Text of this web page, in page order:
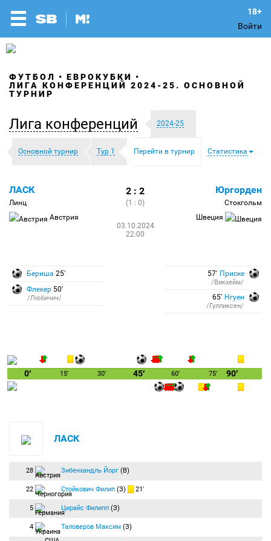
Войти
ФУТБОЛ
ЕВРОКУБКИ
ЛИГА КОНФЕРЕНЦИЙ 2024-25. ОСНОВНОЙ
ТУРНИР
Лига конференций 2024-25
Основной турнир Тур 1 Перейти в турнир Статистика
ЛАСК
Линц
Австрия
2 : 2
(1 : 0)
03.10.2024
22:00
Юргорден
Стокгольм
Швеция
Бериша 25′
Флекер 50′
/Любичич/
57′ Приске
/Викхейм/
65′ Нгуен
/Гулликсен/
0′ 15′ 30′ 45′ 60′ 75′ 90′
ЛАСК
28 Зибенхандль Йорг (В)
22 Стойкович Филип (З) 21′
5 Цирайс Филипп (З)
4 Таловеров Максим (З)